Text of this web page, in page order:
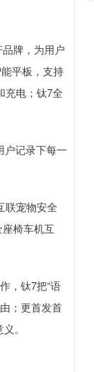
牌，为用户
平板，支持
充电；钛7全
户记录下每一
联宠物安全
椅车机互
，钛7把“语
；更首发首
。